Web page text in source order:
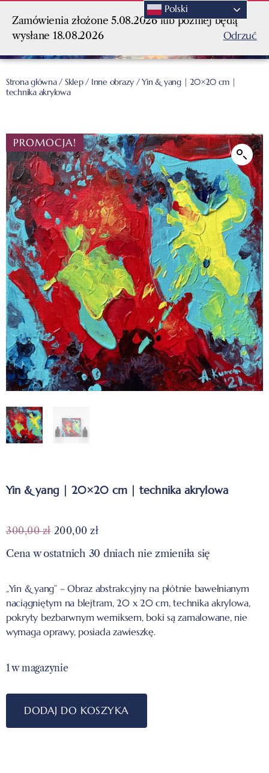
Zamówienia złożone 5.08.2026 lub później będą
wysłane 18.08.2026
Odrzuć
Strona główna/ Sklep/ Inne obrazy / Yin & yang | 20×20 cm |
technika akrylowa
PROMOCJA!
Yin & yang | 20×20 cm | technika akrylowa
300,00zł 200,00 zł
Cena w ostatnich 30 dniach nie zmieniła się
„Yin & yang” – Obraz abstrakcyjny na płótnie bawełnianym
naciągniętym na blejtram, 20 x 20 cm, technika akrylowa,
pokryty bezbarwnym werniksem, boki są zamalowane, nie
wymaga oprawy, posiada zawieszkę.
1 w magazynie
DODAJ DO KOSZYKA
Polski